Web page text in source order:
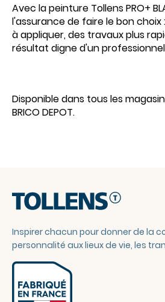
Avec la peinture Tollens PRO+
l'assurance de faire le bon
à appliquer, des travaux plus
résultat digne d'un
Disponible dans tous les
BRICO DEPOT.
Inspirer chacun pour donner de la
personnalité aux lieux de vie, les